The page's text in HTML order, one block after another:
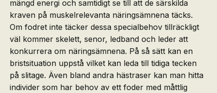
mängd energi och samtidigt se till att de särskilda
kraven på muskelrelevanta näringsämnena täcks.
Om fodret inte täcker dessa specialbehov tillräckligt
väl kommer skelett, senor, ledband och leder att
konkurrera om näringsämnena. På så sätt kan en
bristsituation uppstå vilket kan leda till tidiga tecken
på slitage. Även bland andra hästraser kan man hitta
individer som har behov av ett foder med måttlig